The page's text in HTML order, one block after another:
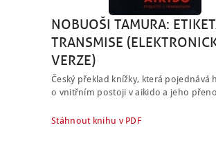
NOBUOŠI TAMURA:
TRANSMISE
VERZE)
Český překlad knížky, která pojednává
o vnitřním postoji v aikido a jeho
Stáhnout knihu v PDF